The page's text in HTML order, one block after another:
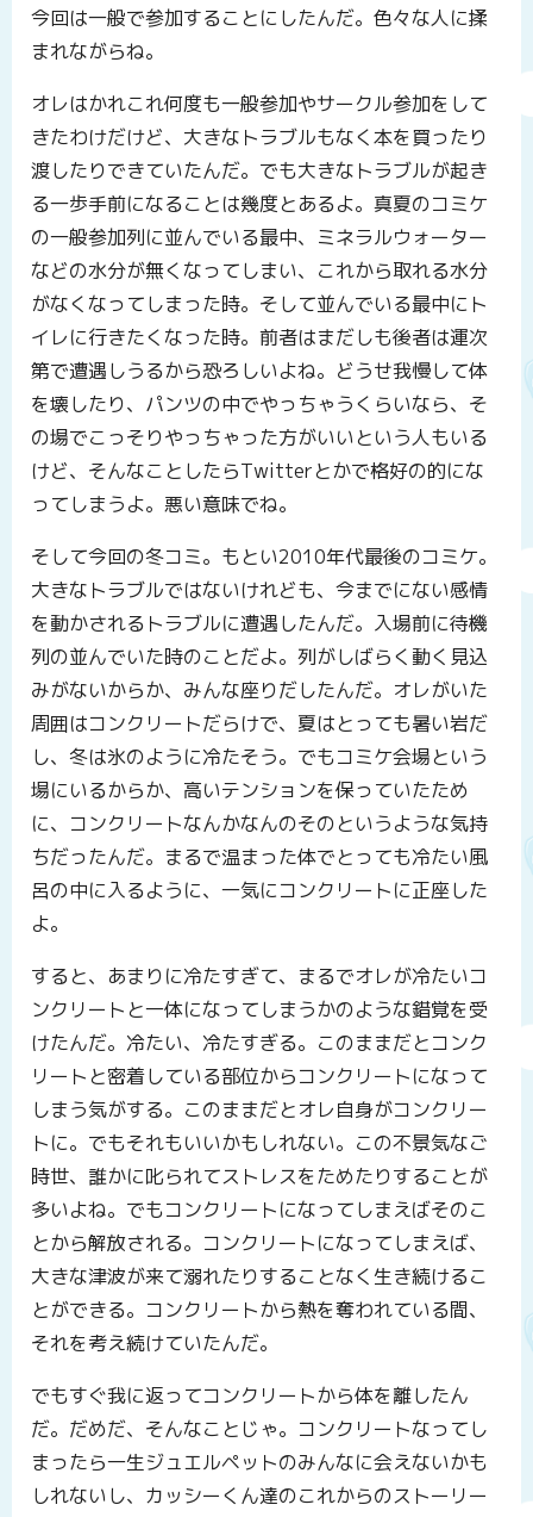
今回は一般で参加することにしたんだ。色々な人に揉
まれながらね。
オレはかれこれ何度も一般参加やサークル参加をして
きたわけだけど、大きなトラブルもなく本を買ったり
渡したりできていたんだ。でも大きなトラブルが起き
る一歩手前になることは幾度とあるよ。真夏のコミケ
の一般参加列に並んでいる最中、ミネラルウォーター
などの水分が無くなってしまい、これから取れる水分
がなくなってしまった時。そして並んでいる最中にト
イレに行きたくなった時。前者はまだしも後者は運次
第で遭遇しうるから恐ろしいよね。どうせ我慢して体
を壊したり、パンツの中でやっちゃうくらいなら、そ
の場でこっそりやっちゃった方がいいという人もいる
けど、そんなことしたらTwitterとかで格好の的にな
ってしまうよ。悪い意味でね。
そして今回の冬コミ。もとい2010年代最後のコミケ。
大きなトラブルではないけれども、今までにない感情
を動かされるトラブルに遭遇したんだ。入場前に待機
列の並んでいた時のことだよ。列がしばらく動く見込
みがないからか、みんな座りだしたんだ。オレがいた
周囲はコンクリートだらけで、夏はとっても暑い岩だ
し、冬は氷のように冷たそう。でもコミケ会場という
場にいるからか、高いテンションを保っていたため
に、コンクリートなんかなんのそのというような気持
ちだったんだ。まるで温まった体でとっても冷たい風
呂の中に入るように、一気にコンクリートに正座した
よ。
すると、あまりに冷たすぎて、まるでオレが冷たいコ
ンクリートと一体になってしまうかのような錯覚を受
けたんだ。冷たい、冷たすぎる。このままだとコンク
リートと密着している部位からコンクリートになって
しまう気がする。このままだとオレ自身がコンクリー
トに。でもそれもいいかもしれない。この不景気なご
時世、誰かに叱られてストレスをためたりすることが
多いよね。でもコンクリートになってしまえばそのこ
とから解放される。コンクリートになってしまえば、
大きな津波が来て溺れたりすることなく生き続けるこ
とができる。コンクリートから熱を奪われている間、
それを考え続けていたんだ。
でもすぐ我に返ってコンクリートから体を離したん
だ。だめだ、そんなことじゃ。コンクリートなってし
まったら一生ジュエルペットのみんなに会えないかも
しれないし、カッシーくん達のこれからのストーリー